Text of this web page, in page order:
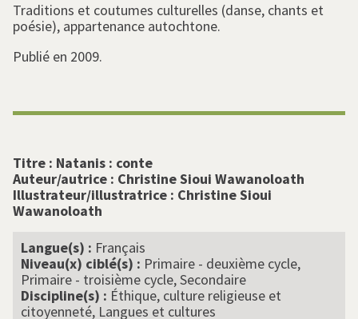
Traditions et coutumes culturelles (danse, chants et
poésie), appartenance autochtone.
Publié en 2009.
Titre : Natanis : conte
Auteur/autrice : Christine Sioui Wawanoloath
Illustrateur/illustratrice : Christine Sioui
Wawanoloath
Langue(s) : Français
Niveau(x) ciblé(s) : Primaire - deuxième cycle,
Primaire - troisième cycle, Secondaire
Discipline(s) : Éthique, culture religieuse et
citoyenneté, Langues et cultures